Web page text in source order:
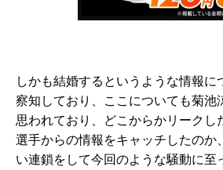
しかも結婚するというような情報に
察知しており、ここについても菊池
思われており、どこからかリークし
選手からの情報をキャッチしたのか
い連鎖をして今回のような騒動に至